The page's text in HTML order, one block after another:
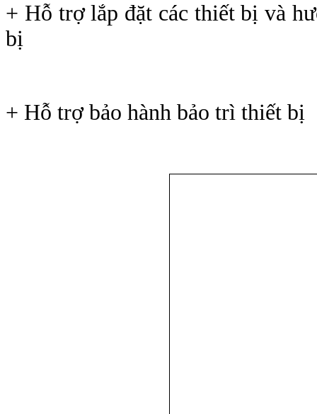
+ Hỗ trợ lắp đặt các thiết bị và
bị
+ Hỗ trợ bảo hành bảo trì thiết bị